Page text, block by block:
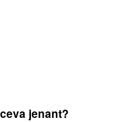
jenant?